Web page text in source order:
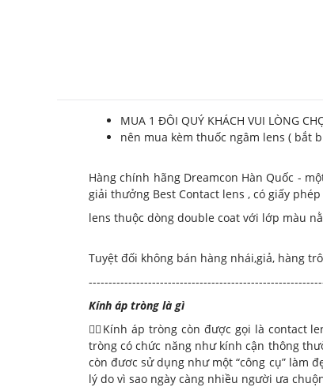
MUA 1 ĐÔI QUÝ KHÁCH VUI LÒNG
nên mua kèm thuốc ngâm lens ( bắt
Hàng chính hãng Dreamcon Hàn Quốc -
giải thưởng Best Contact lens , có giấy
lens thuộc dòng double coat với lớp màu
Tuyệt đối không bán hàng nhái,giả, hàng
Kính áp tròng là gì
💁‍♀️Kính áp tròng còn được gọi là contact
tròng có chức năng như kính cận thông
còn đươc sử dụng như một “công cụ” làm
lý do vì sao ngày càng nhiều người ưa